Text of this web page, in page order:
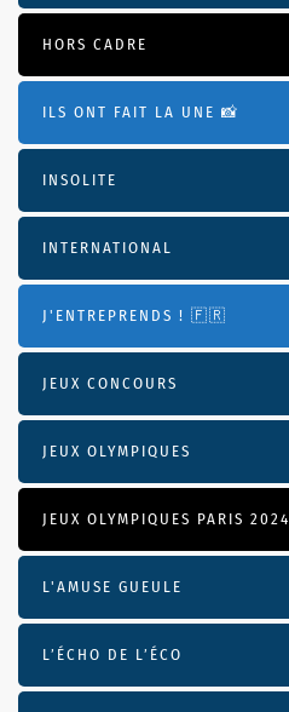
HORS CADRE
ILS ONT FAIT LA UNE 📸
INSOLITE
INTERNATIONAL
J'ENTREPRENDS ! 🇫🇷
JEUX CONCOURS
JEUX OLYMPIQUES
JEUX OLYMPIQUES PARIS 2024
L'AMUSE GUEULE
L’ÉCHO DE L’ÉCO